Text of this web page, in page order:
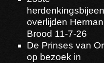
overlijden Herman
Brood 11-7-26
De Prinses van
op bezoek in